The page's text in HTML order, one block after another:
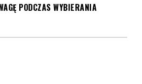
PODCZAS WYBIERANIA